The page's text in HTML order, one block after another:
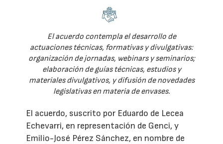
El acuerdo contempla el desarrollo de
actuaciones técnicas, formativas y divulgativas:
organización de jornadas, webinars y seminarios;
elaboración de guías técnicas, estudios y
materiales divulgativos, y difusión de novedades
legislativas en materia de envases.
El acuerdo, suscrito por Eduardo de Lecea
Echevarri, en representación de Genci, y
Emilio-José Pérez Sánchez, en nombre de